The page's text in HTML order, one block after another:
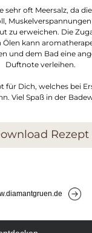
sehr oft Meersalz, da
zu erweichen. Die
Ölen kann
und dem Bad eine
Duftnote verleihen.
für Dich, welches bei
Viel Spaß in der
Rezept